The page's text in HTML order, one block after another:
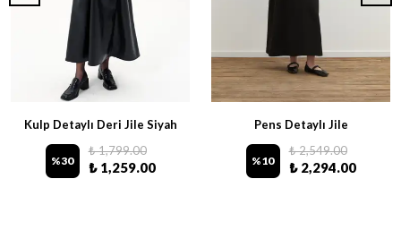
Kulp Detaylı Deri Jile Siyah
%30
₺ 1,799.00
₺ 1,259.00
Pens Detaylı Jile
%10
₺ 2,549.00
₺ 2,294.00